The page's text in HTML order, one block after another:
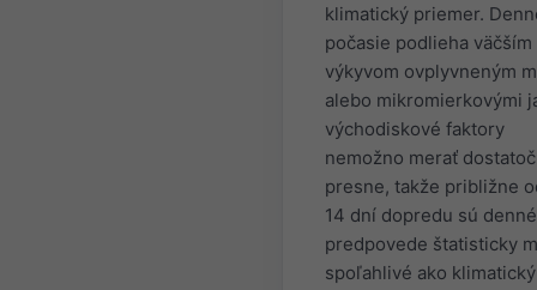
klimatický priemer.
počasie podlieha väčším
výkyvom ovplyvneným
alebo mikromierkovými
východiskové faktory
nemožno merať
presne, takže približne
14 dní dopredu sú denné
predpovede štatisticky
spoľahlivé ako klimatický